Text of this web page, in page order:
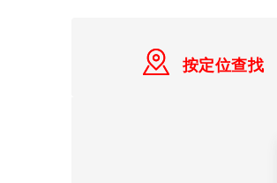
按定位查找